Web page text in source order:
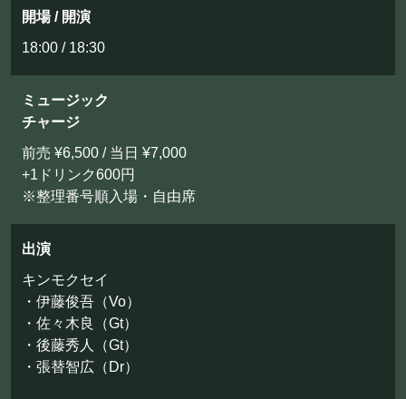
開場 / 開演
18:00 / 18:30
ミュージック
チャージ
前売 ¥6,500 / 当日 ¥7,000
+1ドリンク600円
※整理番号順入場・自由席
出演
キンモクセイ
・伊藤俊吾（Vo）
・佐々木良（Gt）
・後藤秀人（Gt）
・張替智広（Dr）